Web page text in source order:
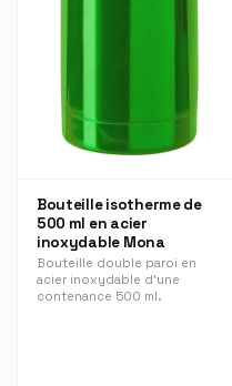
Bouteille isotherme de
500 ml en acier
inoxydable Mona
Bouteille double paroi en
acier inoxydable d'une
contenance 500 ml.